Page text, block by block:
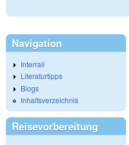
Navigation
Interrail
Literaturtipps
Blogs
Inhaltsverzeichnis
Reisevorbereitung